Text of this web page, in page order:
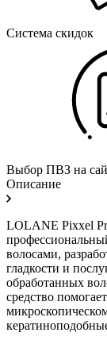
Система скидок
Выбор ПВЗ на
Описание
LOLANE Pixxel
волосами,
гладкости и
обработанных
средство